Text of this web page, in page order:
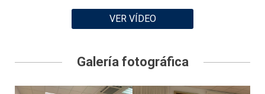
VER VÍDEO
Galería fotográfica